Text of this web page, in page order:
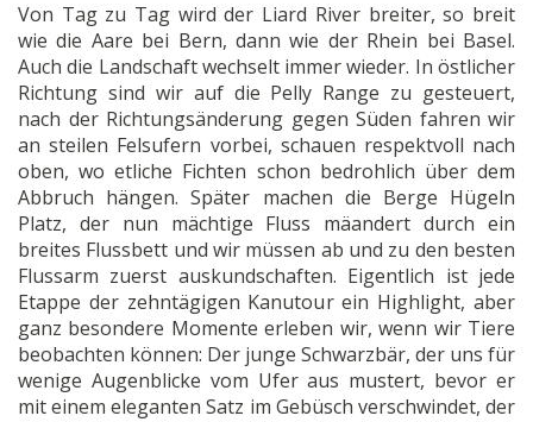
Von Tag zu Tag wird der Liard River breiter, so breit
wie die Aare bei Bern, dann wie der Rhein bei Basel.
Auch die Landschaft wechselt immer wieder. In östlicher
Richtung sind wir auf die Pelly Range zu gesteuert,
nach der Richtungsänderung gegen Süden fahren wir
an steilen Felsufern vorbei, schauen respektvoll nach
oben, wo etliche Fichten schon bedrohlich über dem
Abbruch hängen. Später machen die Berge Hügeln
Platz, der nun mächtige Fluss mäandert durch ein
breites Flussbett und wir müssen ab und zu den besten
Flussarm zuerst auskundschaften. Eigentlich ist jede
Etappe der zehntägigen Kanutour ein Highlight, aber
ganz besondere Momente erleben wir, wenn wir Tiere
beobachten können: Der junge Schwarzbär, der uns für
wenige Augenblicke vom Ufer aus mustert, bevor er
mit einem eleganten Satz im Gebüsch verschwindet, der